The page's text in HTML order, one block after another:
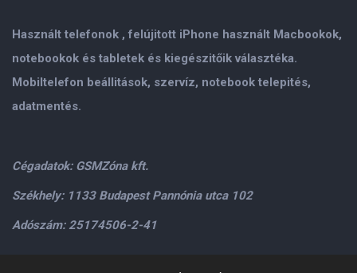
Használt telefonok , felújitott iPhone használt Macbookok,
notebookok és tabletek és kiegészitőik választéka.
Mobiltelefon beállitások, szervíz, notebook telepités,
adatmentés.
Cégadatok: GSMZóna kft.
Székhely: 1133 Budapest Pannónia utca 102
Adószám: 25174506-2-41